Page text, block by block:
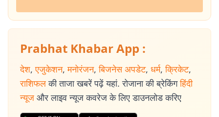
Prabhat Khabar App :
देश, एजुकेशन, मनोरंजन, बिजनेस अपडेट, धर्म, क्रिकेट,
राशिफल की ताजा खबरें पढ़ें यहां. रोजाना की ब्रेकिंग हिंदी
न्यूज और लाइव न्यूज कवरेज के लिए डाउनलोड करिए